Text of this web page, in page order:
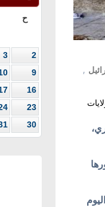
,
الجاري،
ح
2
3
9
16
23
30